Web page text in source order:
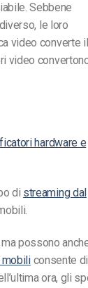
Sebbene
le loro
video converte il
video
hardware e
di streaming dal
possono
consente di
ora, gli